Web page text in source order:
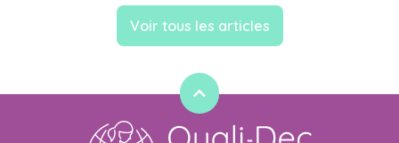
Voir tous les articles